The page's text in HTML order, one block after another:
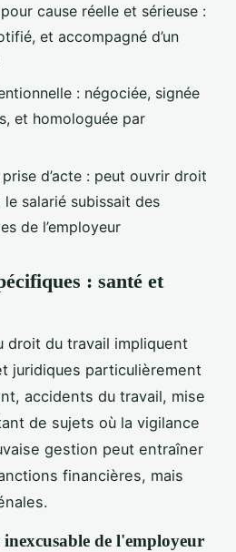
cause réelle et sérieuse :
et accompagné d’un
: négociée, signée
et homologuée par
d’acte : peut ouvrir droit
salarié subissait des
de l’employeur
: santé et
droit du travail impliquent
juridiques particulièrement
accidents du travail, mise
de sujets où la vigilance
gestion peut entraîner
financières, mais
de l'employeur